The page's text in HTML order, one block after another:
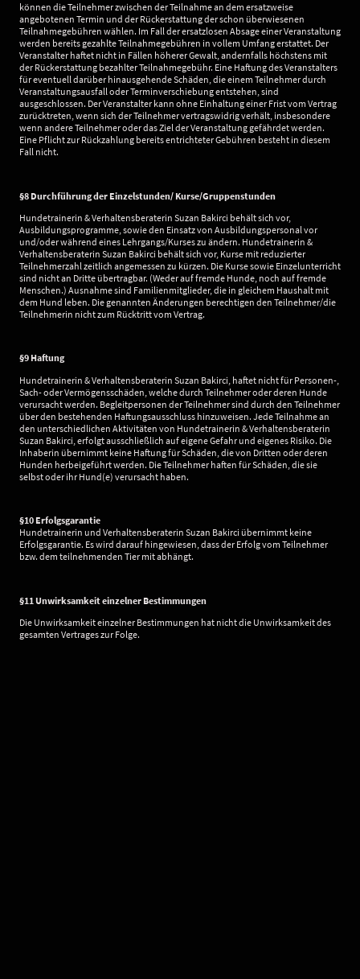
können die Teilnehmer zwischen der Teilnahme an dem ersatzweise
angebotenen Termin und der Rückerstattung der schon überwiesenen
Teilnahmegebühren wählen. Im Fall der ersatzlosen Absage einer Veranstaltung
werden bereits gezahlte Teilnahmegebühren in vollem Umfang erstattet. Der
Veranstalter haftet nicht in Fällen höherer Gewalt, andernfalls höchstens mit
der Rückerstattung bezahlter Teilnahmegebühr. Eine Haftung des Veranstalters
für eventuell darüber hinausgehende Schäden, die einem Teilnehmer durch
Veranstaltungsausfall oder Terminverschiebung entstehen, sind
ausgeschlossen. Der Veranstalter kann ohne Einhaltung einer Frist vom Vertrag
zurücktreten, wenn sich der Teilnehmer vertragswidrig verhält, insbesondere
wenn andere Teilnehmer oder das Ziel der Veranstaltung gefährdet werden.
Eine Pflicht zur Rückzahlung bereits entrichteter Gebühren besteht in diesem
Fall nicht.
§8 Durchführung der Einzelstunden/ Kurse/Gruppenstunden
Hundetrainerin & Verhaltensberaterin Suzan Bakirci behält sich vor,
Ausbildungsprogramme, sowie den Einsatz von Ausbildungspersonal vor
und/oder während eines Lehrgangs/Kurses zu ändern. Hundetrainerin &
Verhaltensberaterin Suzan Bakirci behält sich vor, Kurse mit reduzierter
Teilnehmerzahl zeitlich angemessen zu kürzen. Die Kurse sowie Einzelunterricht
sind nicht an Dritte übertragbar. (Weder auf fremde Hunde, noch auf fremde
Menschen.) Ausnahme sind Familienmitglieder, die in gleichem Haushalt mit
dem Hund leben. Die genannten Änderungen berechtigen den Teilnehmer/die
Teilnehmerin nicht zum Rücktritt vom Vertrag.
§9 Haftung
Hundetrainerin & Verhaltensberaterin Suzan Bakirci, haftet nicht für Personen-,
Sach- oder Vermögensschäden, welche durch Teilnehmer oder deren Hunde
verursacht werden. Begleitpersonen der Teilnehmer sind durch den Teilnehmer
über den bestehenden Haftungsausschluss hinzuweisen. Jede Teilnahme an
den unterschiedlichen Aktivitäten von Hundetrainerin & Verhaltensberaterin
Suzan Bakirci, erfolgt ausschließlich auf eigene Gefahr und eigenes Risiko. Die
Inhaberin übernimmt keine Haftung für Schäden, die von Dritten oder deren
Hunden herbeigeführt werden. Die Teilnehmer haften für Schäden, die sie
selbst oder ihr Hund(e) verursacht haben.
§10 Erfolgsgarantie
Hundetrainerin und Verhaltensberaterin Suzan Bakirci übernimmt keine
Erfolgsgarantie. Es wird darauf hingewiesen, dass der Erfolg vom Teilnehmer
bzw. dem teilnehmenden Tier mit abhängt.
§11 Unwirksamkeit einzelner Bestimmungen
Die Unwirksamkeit einzelner Bestimmungen hat nicht die Unwirksamkeit des
gesamten Vertrages zur Folge.